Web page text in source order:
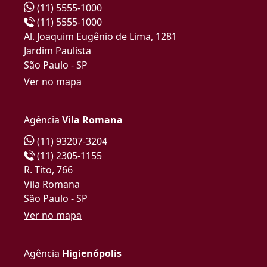
(11) 5555-1000
(11) 5555-1000
Al. Joaquim Eugênio de Lima, 1281
Jardim Paulista
São Paulo - SP
Ver no mapa
Agência Vila Romana
(11) 93207-3204
(11) 2305-1155
R. Tito, 766
Vila Romana
São Paulo - SP
Ver no mapa
Agência Higienópolis